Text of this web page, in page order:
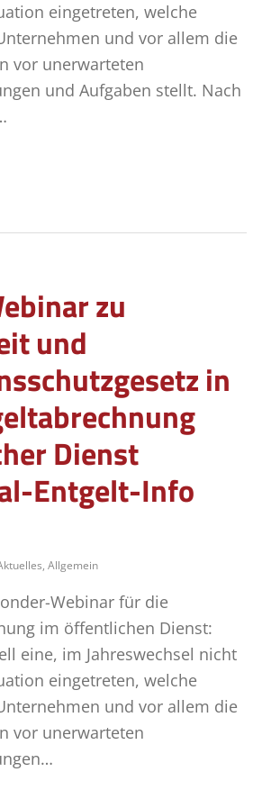
eingetreten, welche
und vor allem die
vor unerwarteten
und Aufgaben stellt. Nach
zu
und
in
Dienst
Entgelt-Info
, Allgemein
Webinar für die
im öffentlichen Dienst:
eine, im Jahreswechsel nicht
eingetreten, welche
und vor allem die
vor unerwarteten